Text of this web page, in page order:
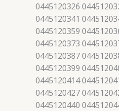
0445120326
0445120341
0445120359
0445120373
0445120387
0445120399
0445120414
0445120427
0445120440